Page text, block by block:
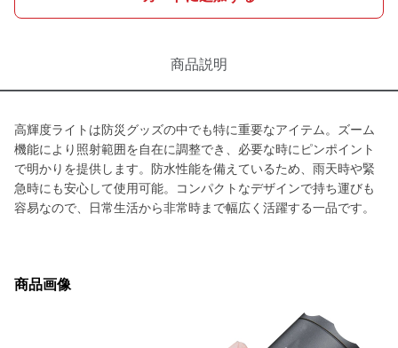
商品説明
高輝度ライトは防災グッズの中でも特に重要なアイテム。ズーム
機能により照射範囲を自在に調整でき、必要な時にピンポイント
で明かりを提供します。防水性能を備えているため、雨天時や緊
急時にも安心して使用可能。コンパクトなデザインで持ち運びも
容易なので、日常生活から非常時まで幅広く活躍する一品です。
商品画像